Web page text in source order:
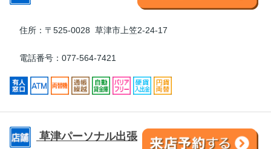
住所： 〒525-0028 草津市上笠2-24-17
電話番号：077-564-7421
草津パーソナル出張